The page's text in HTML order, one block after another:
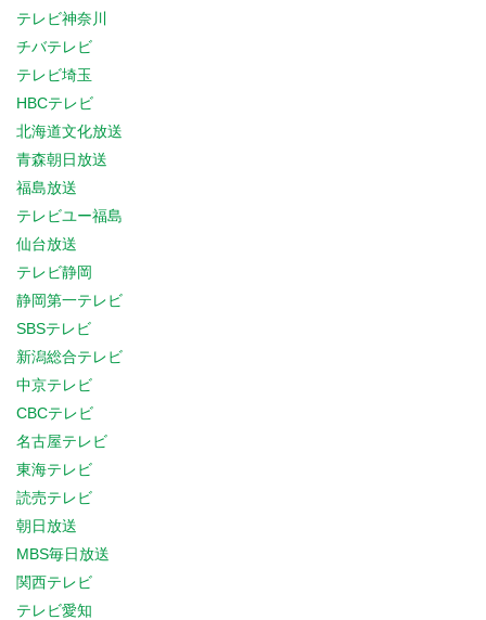
テレビ神奈川
チバテレビ
テレビ埼玉
HBCテレビ
北海道文化放送
青森朝日放送
福島放送
テレビユー福島
仙台放送
テレビ静岡
静岡第一テレビ
SBSテレビ
新潟総合テレビ
中京テレビ
CBCテレビ
名古屋テレビ
東海テレビ
読売テレビ
朝日放送
MBS毎日放送
関西テレビ
テレビ愛知